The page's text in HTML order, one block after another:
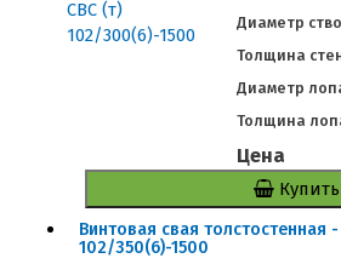
Диаметр
Толщина
Диаметр
Толщина
Цена
Купить
Винтовая свая толстостенная
102/350(6)-1500